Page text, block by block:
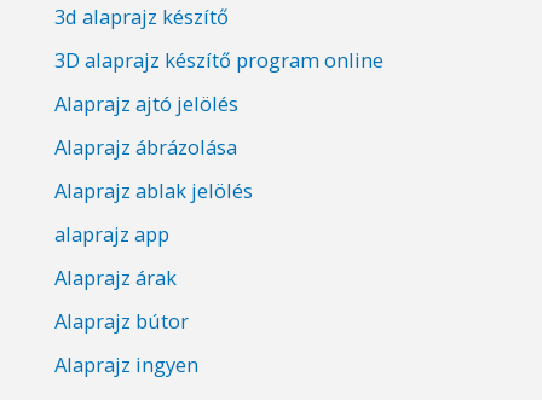
3d alaprajz készítő
3D alaprajz készítő program online
Alaprajz ajtó jelölés
Alaprajz ábrázolása
Alaprajz ablak jelölés
alaprajz app
Alaprajz árak
Alaprajz bútor
Alaprajz ingyen